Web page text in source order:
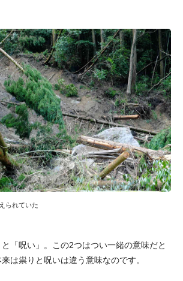
られていた
と「呪い」。この2つはつい一緒の意味だと
は祟りと呪いは違う意味なのです。